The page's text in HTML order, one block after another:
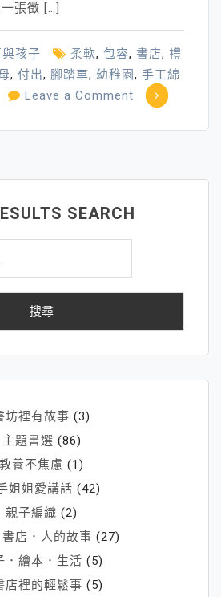
張徵 […]
孩子 柔軟, 包容, 書店, 禮
, 付出, 腳踏車, 幼稚園, 手工綿
Leave a Comment on
的
子
SEARCH
坊裡有故事 (3)
主題書選 (86)
教養不焦慮 (1)
姐姐愛講話 (42)
親子編織 (2)
店．人的故事 (27)
．繪本．生活 (5)
店裡的輕鬆事 (5)